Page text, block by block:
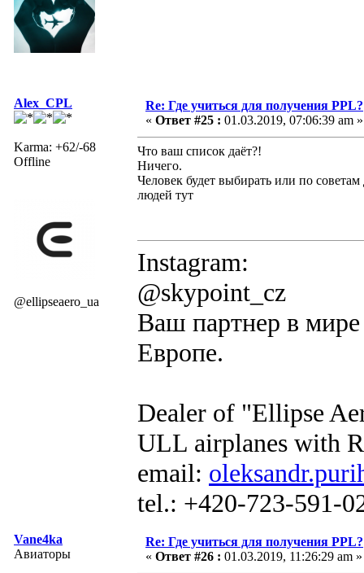
Alex_CPL
Karma: +62/-68
Offline
@ellipseaero_ua
Re: Где учиться для получения PPL?
« Ответ #25 : 01.03.2019, 07:06:39 am »
Что ваш список даёт?!
Ничего.
Человек будет выбирать или по
людей тут
Instagram:
@skypoint_cz
Ваш партнер в
Европе.
Dealer of "Ellipse
ULL airplanes with
email:
tel.: +420-723-591-
Vane4ka
Авиаторы
Re: Где учиться для получения PPL?
« Ответ #26 : 01.03.2019, 11:26:29 am »